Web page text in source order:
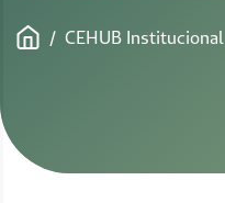
/ CEHUB Institucional